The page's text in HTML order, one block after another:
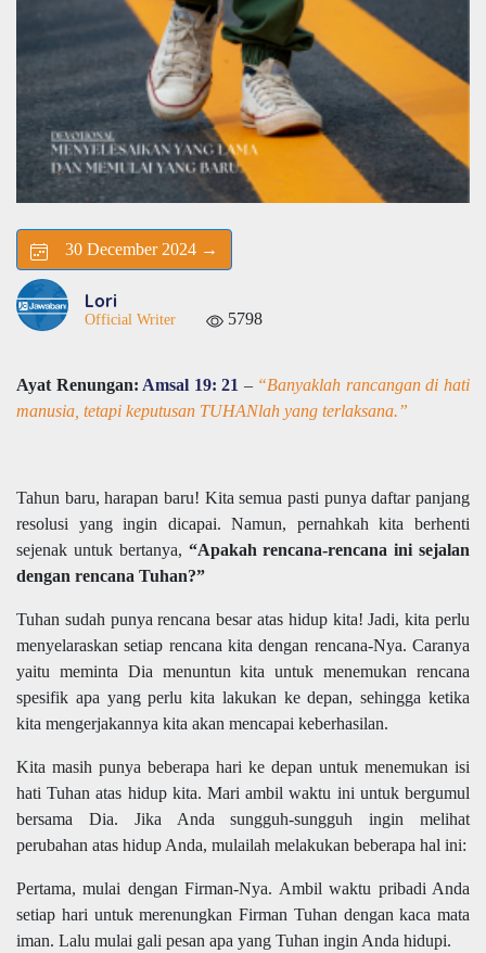
30 December 2024 →
Lori
Official Writer 5798
Ayat Renungan: Amsal 19: 21 – “Banyaklah rancangan di hati
manusia, tetapi keputusan TUHANlah yang terlaksana.”
Tahun baru, harapan baru! Kita semua pasti punya daftar panjang
resolusi yang ingin dicapai. Namun, pernahkah kita berhenti
sejenak untuk bertanya, “Apakah rencana-rencana ini sejalan
dengan rencana Tuhan?”
Tuhan sudah punya rencana besar atas hidup kita! Jadi, kita perlu
menyelaraskan setiap rencana kita dengan rencana-Nya. Caranya
yaitu meminta Dia menuntun kita untuk menemukan rencana
spesifik apa yang perlu kita lakukan ke depan, sehingga ketika
kita mengerjakannya kita akan mencapai keberhasilan.
Kita masih punya beberapa hari ke depan untuk menemukan isi
hati Tuhan atas hidup kita. Mari ambil waktu ini untuk bergumul
bersama Dia. Jika Anda sungguh-sungguh ingin melihat
perubahan atas hidup Anda, mulailah melakukan beberapa hal ini:
Pertama, mulai dengan Firman-Nya. Ambil waktu pribadi Anda
setiap hari untuk merenungkan Firman Tuhan dengan kaca mata
iman. Lalu mulai gali pesan apa yang Tuhan ingin Anda hidupi.